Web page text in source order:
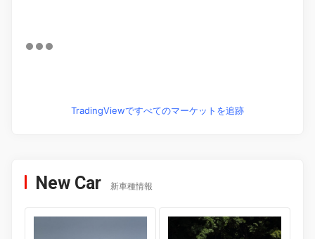
TradingViewですべてのマーケットを追跡
New Car 新車種情報